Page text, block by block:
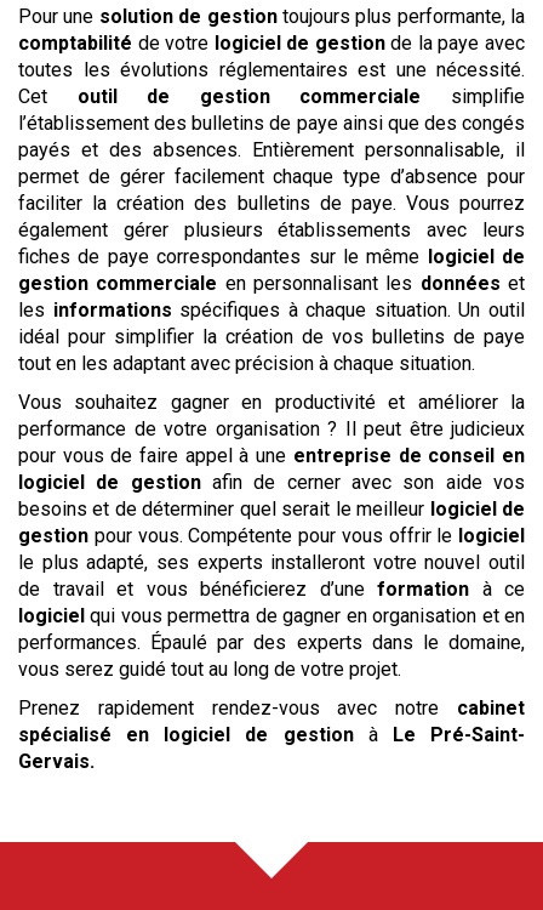
Pour une solution de gestiontoujours plus performante, la
comptabilité de votre logiciel de gestionde la paye avec
toutes les évolutions réglementaires est une nécessité.
Cet outil de gestion commerciale simplifie
l’établissement des bulletins de paye ainsi que des congés
payés et des absences. Entièrement personnalisable, il
permet de gérer facilement chaque type d’absence pour
faciliter la création des bulletins de paye. Vous pourrez
également gérer plusieurs établissements avec leurs
fiches de paye correspondantes sur le même logiciel de
gestion commerciale en personnalisant les données et
les informations spécifiques à chaque situation. Un outil
idéal pour simplifier la création de vos bulletins de paye
tout en les adaptant avec précision à chaque situation.
Vous souhaitez gagner en productivité et améliorer la
performance de votre organisation ? Il peut être judicieux
pour vous de faire appel à une entreprise de conseil en
logiciel de gestionafin de cerner avec son aide vos
besoins et de déterminer quel serait le meilleur logiciel de
gestion pour vous. Compétente pour vous offrir le logiciel
le plus adapté, ses experts installeront votre nouvel outil
de travail et vous bénéficierez d’une formation à ce
logiciel qui vous permettra de gagner en organisation et en
performances. Épaulé par des experts dans le domaine,
vous serez guidé tout au long de votre projet.
Prenez rapidement rendez-vous avec notre cabinet
spécialisé en logiciel de gestionà Le Pré-Saint-
Gervais.